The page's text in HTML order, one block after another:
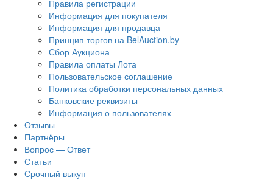
Правила регистрации
Информация для покупателя
Информация для продавца
Принцип торгов на BelAuction.by
Сбор Аукциона
Правила оплаты Лота
Пользовательское соглашение
Политика обработки персональных данных
Банковские реквизиты
Информация о пользователях
Отзывы
Партнёры
Вопрос — Ответ
Статьи
Срочный выкуп